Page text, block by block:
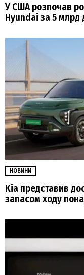
У США розпочав
Hyundai за 5 млрд
НОВИНИ
Kia представив
запасом ходу